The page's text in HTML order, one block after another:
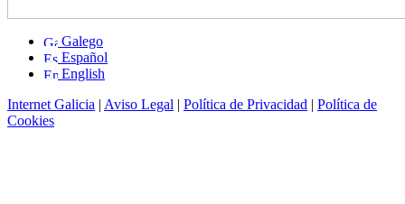
Galego
Español
English
Internet Galicia | Aviso Legal | Política de Privacidad | Política de
Cookies